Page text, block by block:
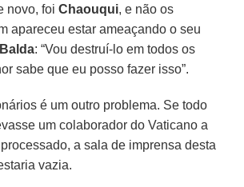
novo, foiChaouqui, e não os
apareceu estar ameaçando o seu
: “Vou destruí-lo em todos os
sabe que eu posso fazer isso”.
é um outro problema. Se todo
um colaborador do Vaticano a
a sala de imprensa desta
vazia.